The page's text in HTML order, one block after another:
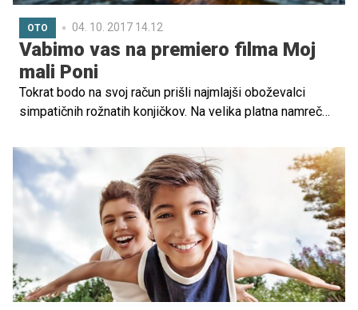
OTO 04. 10. 2017 14.12
Vabimo vas na premiero filma Moj
mali Poni
Tokrat bodo na svoj račun prišli najmlajši oboževalci
simpatičnih rožnatih konjičkov. Na velika platna namreč
pa si bosta lahko brezplačno ogledali dve osebi, zato
vas vabimo, da sodelujete v nagradni igri.